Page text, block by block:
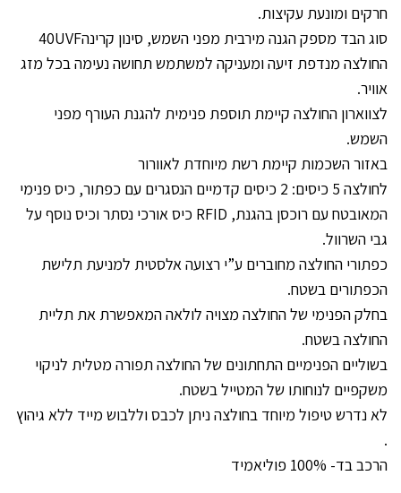
חרקים ומונעת עקיצות.
סוג הבד מספק הגנה מירבית מפני השמש, סינון קרינה40UVF
החולצה מנדפת זיעה ומעניקה למשתמש תחושה נעימה בכל מזג
אוויר.
לצווארון החולצה קיימת תוספת פנימית להגנת העורף מפני
השמש.
באזור השכמות קיימת רשת מיוחדת לאוורור
לחולצה 5 כיסים: 2 כיסים קדמיים הנסגרים עם כפתור, כיס פנימי
המאובטח עם רוכסן בהגנת, RFID כיס אורכי נסתר וכיס נוסף על
גבי השרוול.
כפתורי החולצה מחוברים ע”י רצועה אלסטית למניעת תלישת
הכפתורים בשטח.
בחלק הפנימי של החולצה מצויה לולאה המאפשרת את תליית
החולצה בשטח.
בשוליים הפנימיים התחתונים של החולצה תפורה מטלית לניקוי
משקפיים לנוחותו של המטייל בשטח.
לא נדרש טיפול מיוחד בחולצה ניתן לכבס וללבוש מייד ללא גיהוץ
.
הרכב בד- 100% פוליאמיד